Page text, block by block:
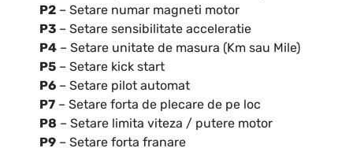
P2 – Setare numar magneti motor
P3 – Setare sensibilitate acceleratie
P4 – Setare unitate de masura (Km sau Mile)
P5 – Setare kick start
P6 – Setare pilot automat
P7 – Setare forta de plecare de pe loc
P8 – Setare limita viteza / putere motor
P9 – Setare forta franare